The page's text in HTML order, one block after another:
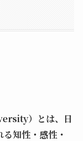
）とは、日
知性・感性・